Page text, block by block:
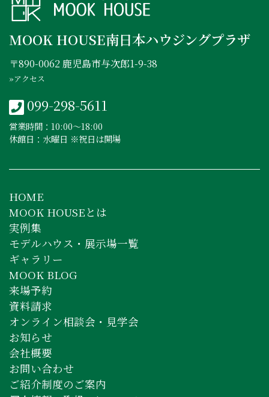
MOOK HOUSE南日本ハウジングプラザ
〒890-0062 鹿児島市与次郎1-9-38
»アクセス
099-298-5611
営業時間：10:00〜18:00
休館日：水曜日 ※祝日は開場
HOME
MOOK HOUSEとは
実例集
モデルハウス・展示場一覧
ギャラリー
MOOK BLOG
来場予約
資料請求
オンライン相談会・見学会
お知らせ
会社概要
お問い合わせ
ご紹介制度のご案内